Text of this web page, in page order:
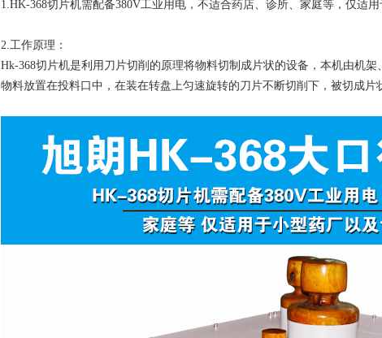
1.HK-368切片机需配备380V工业用电，不适合药店、诊所、家庭等，仅适用
2.工作原理：
Hk-368切片机是利用刀片切削的原理将物料切制成片状的设备，本机由机
物料放置在投料口中，在装在转盘上匀速旋转的刀片不断切削下，被切成片